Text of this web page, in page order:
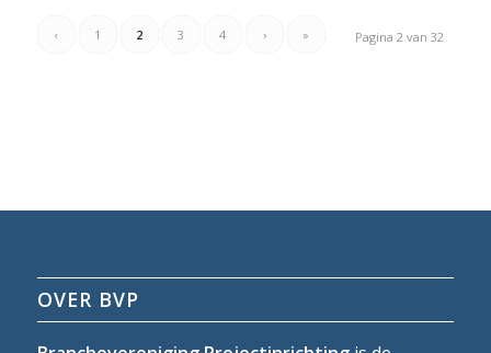
Pagina 2 van 32
‹ 1 2 3 4 › »
OVER BVP